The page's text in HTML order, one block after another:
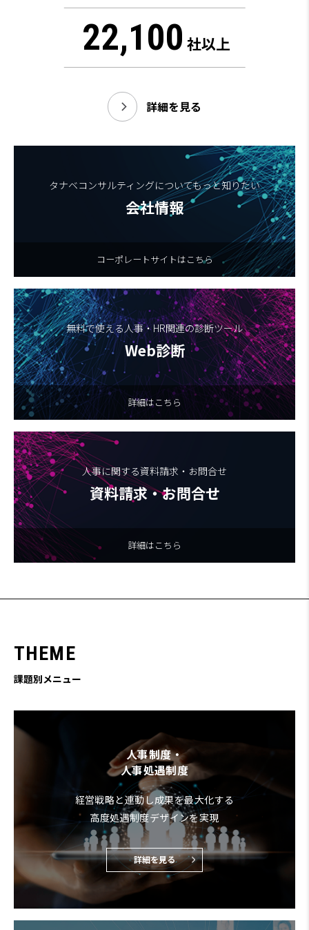
22,100 社以上
詳細を見る
タナベコンサルティングについてもっと知りたい
会社情報
コーポレートサイトはこちら
無料で使える人事・HR関連の診断ツール
Web診断
詳細はこちら
人事に関する資料請求・お問合せ
資料請求・お問合せ
詳細はこちら
THEME
課題別メニュー
人事制度・
人事処遇制度
経営戦略と連動し成果を最大化する
高度処遇制度デザインを実現
詳細を見る